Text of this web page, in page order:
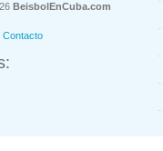
BeisbolEnCuba.com
Contacto